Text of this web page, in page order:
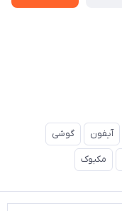
آیفون گوشی
مکبوک